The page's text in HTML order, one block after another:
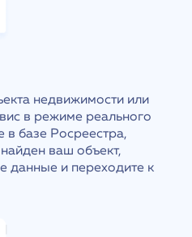
недвижимости или
в режиме реального
в базе Росреестра,
ваш объект,
данные и переходите к